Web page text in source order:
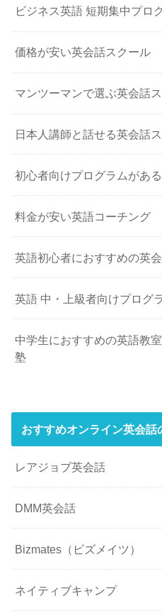
ビジネス英語 短期集中プロ
価格が安い英会話スクール
マンツーマンで選ぶ英会話
日本人講師と話せる英会話
初心者向けプログラムがあ
料金が安い英語コーチング
英語初心者におすすめの英
英語 中・上級者向けプログ
中学生におすすめの英語教
塾
おすすめオンライン英会話
レアジョブ英会話
DMM英会話
Bizmates（ビズメイツ）
ネイティブキャンプ